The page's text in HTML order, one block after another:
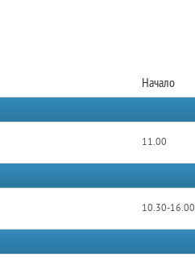
Начало
11.00
10.30-16.00